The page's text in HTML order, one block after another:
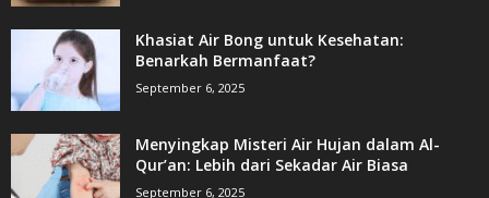
Khasiat Air Bong untuk Kesehatan:
Benarkah Bermanfaat?
September 6, 2025
Menyingkap Misteri Air Hujan dalam Al-
Qur’an: Lebih dari Sekadar Air Biasa
September 6, 2025